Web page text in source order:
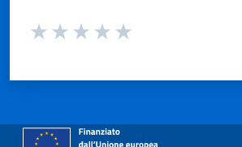
Valuta da 1 a 5 stelle la pagina